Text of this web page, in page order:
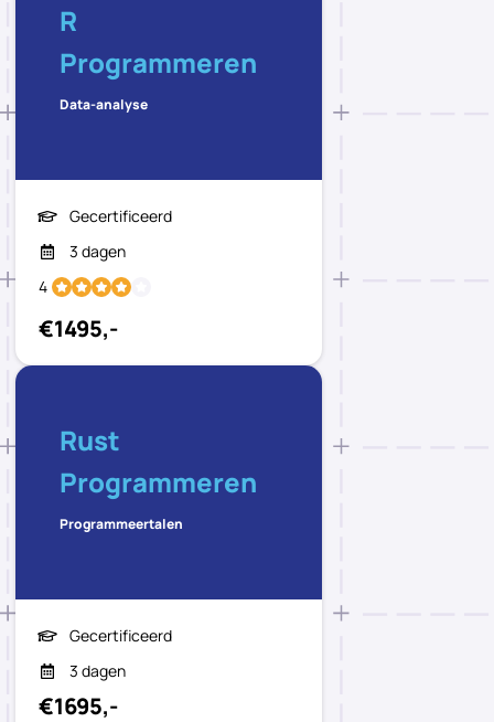
R
Programmeren
Data-analyse
Gecertificeerd
3 dagen
4
€1495,-
Rust
Programmeren
Programmeertalen
Gecertificeerd
3 dagen
€1695,-